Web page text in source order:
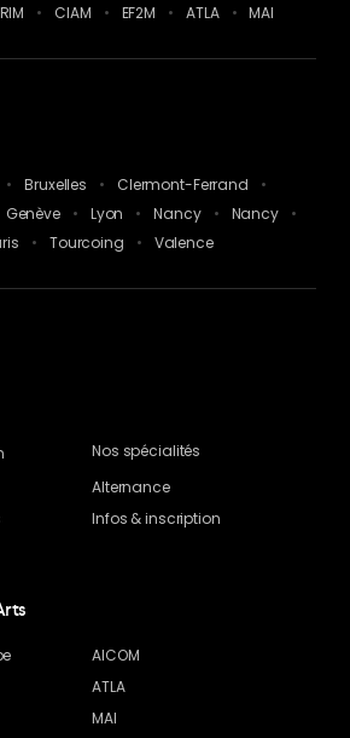
CIAM EF2M ATLA MAI
Bruxelles
Clermont-Ferrand
Genève Lyon Nancy
Nancy
Tourcoing Valence
Nos spécialités
Alternance
Infos & inscription
AICOM
ATLA
MAI